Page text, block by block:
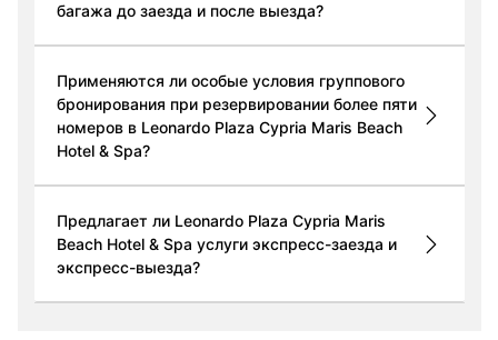
багажа до заезда и после выезда?
Применяются ли особые условия группового
бронирования при резервировании более пяти
номеров в Leonardo Plaza Cypria Maris Beach
Hotel & Spa?
Предлагает ли Leonardo Plaza Cypria Maris
Beach Hotel & Spa услуги экспресс-заезда и
экспресс-выезда?